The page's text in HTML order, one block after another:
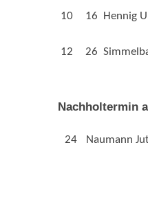
10 16 Hennig
12 26
Nachholtermin
24 Naumann